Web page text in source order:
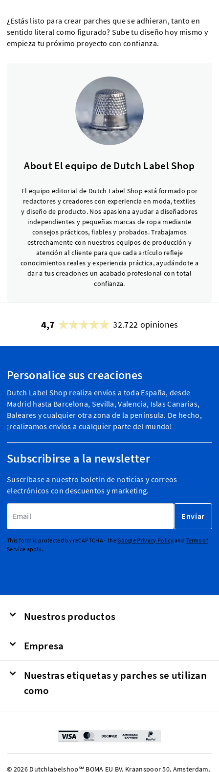
¿Estás listo para crear parches que se adhieran, tanto en
sentido literal como figurado? Sube tu diseño hoy mismo y
empieza tu próximo proyecto con confianza.
About El equipo de Dutch Label Shop
El equipo editorial de Dutch Label Shop está formado por
redactores y creadores con experiencia en moda, textiles
y diseño de producto. Nos apasiona ayudar a diseñadores
independientes y pequeñas marcas de ropa mediante
consejos prácticos, fiables y probados. Trabajamos
estrechamente con nuestros equipos de producción y
atención al cliente para que cada artículo refleje
conocimientos reales y experiencia práctica, ayudándote a
dar a tus creaciones un acabado profesional con total
confianza.
4,7 32.722 opiniones
Personalice sus creaciones
Dutch Label Shop realiza envíos a toda España, desde
Madrid hasta Barcelona, Sevilla, Valencia, Islas Canarias,
Baleares y cualquier otra zona de la península. De hecho,
¡realizamos envíos a cualquier parte del mundo!
Subscribirse a la newsletter
Suscríbase a nuestro boletín de noticias y correos
electrónicos con descuentos y marketing.
Enviar
This form is protected by reCAPTCHA - theGoogle Privacy PolicyandTerms of
Service apply.
Nuestros productos
Empresa
Nuestras etiquetas y parches se utilizan
como
© 2026 Dutchlabelshop℠ BOMA EU BV, Kraanspoor 50, Amsterdam,